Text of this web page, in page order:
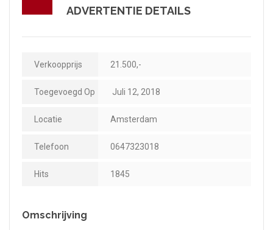
ADVERTENTIE DETAILS
Verkoopprijs 21.500,-
Toegevoegd Op Juli 12, 2018
Locatie Amsterdam
Telefoon 0647323018
Hits 1845
Omschrijving